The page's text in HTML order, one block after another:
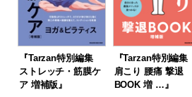
『Tarzan特別編集
ストレッチ・筋膜ケ
ア 増補版』
『Tarzan特別編集
肩こり 腰痛 撃退
BOOK 増 …』